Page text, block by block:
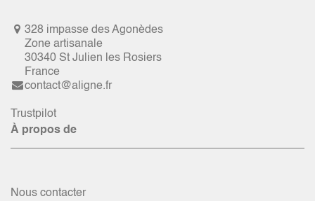
328 impasse des Agonèdes
Zone artisanale
30340 St Julien les Rosiers
France
contact@aligne.fr
Trustpilot
À propos de
Nous contacter